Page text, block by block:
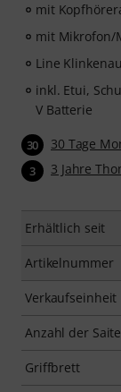
mit
mit Mikrofon/
Line
inkl. Etui,
V Batterie
30 30 Tage
3 3 Jahre
Erhältlich seit
Artikelnummer
Verkaufseinheit
Anzahl der
Griffbrett